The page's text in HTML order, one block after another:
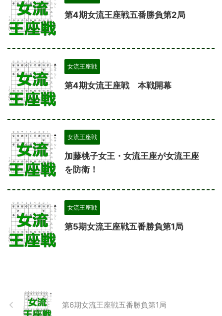
第4期女流王座戦五番勝負第2局
女流王座戦
第4期女流王座戦 本戦開幕
女流王座戦
加藤桃子女王・女流王座が女流王座
を防衛！
女流王座戦
第5期女流王座戦五番勝負第1局
第6期女流王座戦五番勝負第1局